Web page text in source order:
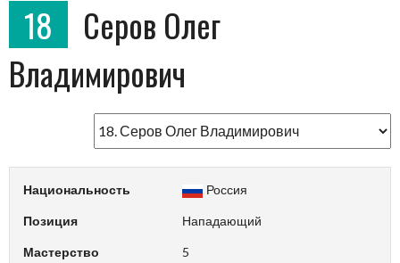
18
Серов Олег
Владимирович
Национальность Россия
Позиция Нападающий
Мастерство 5